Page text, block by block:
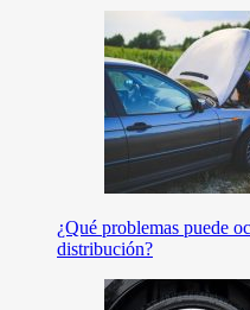
¿Qué problemas puede
distribución?